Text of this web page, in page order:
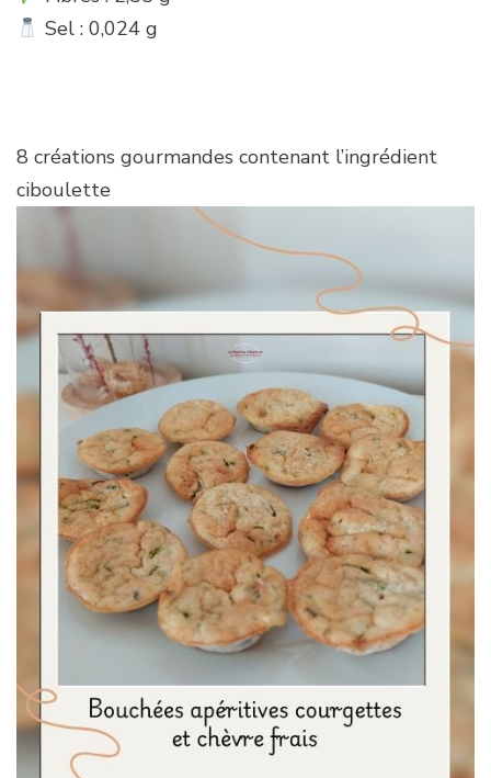
Sel : 0,024 g
8 créations gourmandes contenant l’ingrédient
ciboulette